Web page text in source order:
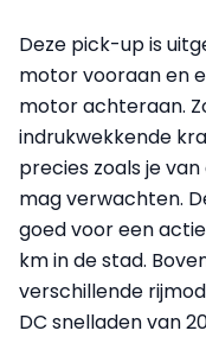
Deze pick-up is
motor vooraan en
motor achteraan.
indrukwekkende
precies zoals je
mag verwachten.
goed voor een
km in de stad.
verschillende
DC snelladen van